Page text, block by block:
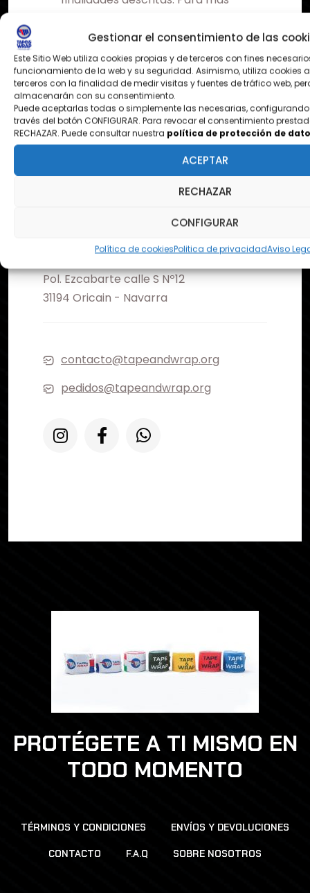
Gestionar el consentimiento de las
Este Sitio Web utiliza cookies propias y de terceros con fines
funcionamiento de la web y su seguridad. Asimismo, utiliza cookies
terceros con la finalidad de medir visitas y fuentes de tráfico web,
almacenarán con su consentimiento.
Puede aceptarlas todas o simplemente las necesarias,
través del botón CONFIGURAR. Para revocar el consentimiento
RECHAZAR. Puede consultar nuestra política de protección de
ACEPTAR
RECHAZAR
CONFIGURAR
Política de cookiesPolitica de privacidadAviso
de datos
Quiero recibir comunicaciones
comerciales y descuentos
exclusivos.
¿DONDE ESTAMOS?
Pol. Ezcabarte calle S Nº12
31194 Oricain - Navarra
contacto@tapeandwrap.org
pedidos@tapeandwrap.org
PROTÉGETE A TI MISMO EN
TODO MOMENTO
TÉRMINOS Y CONDICIONES ENVÍOS Y DEVOLUCIONES
CONTACTO F.A.Q SOBRE NOSOTROS